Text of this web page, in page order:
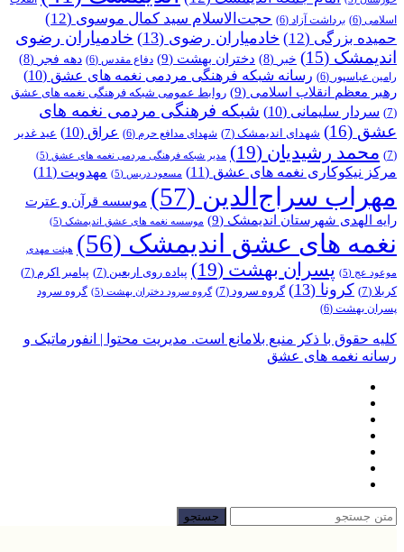
اسلامی (6) برداشت آزاد (6) حجت‌الاسلام سید کمال موسوی (12)
حمیده بزرگی (12) خادمیاران رضوی (13)
خادمیاران رضوی
اندیمشک (15) خبر (8) دختران بهشت (9) دفاع مقدس (6) دهه فجر (8)
رامین عباسپور (6) رسانه شبکه فرهنگی مردمی نغمه های عشق (10)
رهبر معظم انقلاب اسلامی (9)
روابط عمومی شبکه فرهنگی نغمه های عشق
(7)
سردار سلیمانی (10)
شبکه فرهنگی مردمی نغمه های
عشق (16) شهدای اندیمشک (7) شهدای مدافع حرم (6) عراق (10)
عید غدیر
(7)
محمد رشیدیان (19) مدیر شبکه فرهنگی مردمی نغمه های عشق (5)
مرکز نیکوکاری نغمه های عشق (11) مسعود دریس (5) مهدویت (11)
مهراب سراج‌الدین (57)
موسسه قرآن و عترت
رایه الهدی شهرستان اندیمشک (9) موسسه نغمه های عشق اندیمشک (5)
نغمه های عشق اندیمشک (56) هیئت مهدی
موعود عج (5) پسران بهشت (19) پیاده روی اربعین (7) پیامبر اکرم (7)
کربلا (7) کرونا (13) گروه سرود (7) گروه سرود دختران بهشت (5)
گروه سرود
پسران بهشت (6)
کلیه حقوق با ذکر منبع بلامانع است. مدیریت محتوا | انفورماتیک و
رسانه نغمه های عشق
جستجو